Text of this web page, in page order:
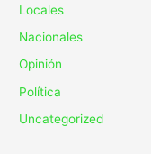
Locales
Nacionales
Opinión
Política
Uncategorized